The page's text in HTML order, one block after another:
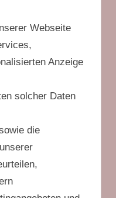
Webseite
Anzeige
solcher Daten
die